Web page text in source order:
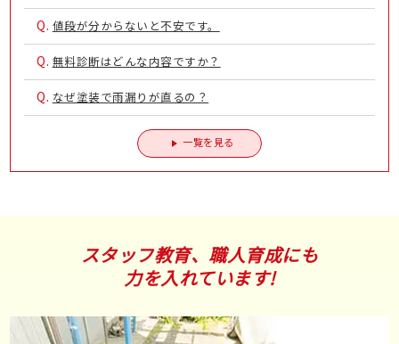
Q. 値段が分からないと不安です。
Q. 無料診断はどんな内容ですか？
Q. なぜ塗装で雨漏りが直るの？
一覧を見る
スタッフ教育、職人育成にも
力を入れています!